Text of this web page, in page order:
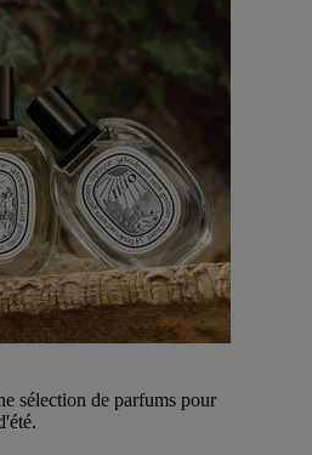
sélection de parfums pour